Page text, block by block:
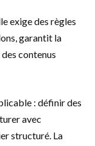
exige des règles
garantit la
contenus
: définir des
avec
structuré. La